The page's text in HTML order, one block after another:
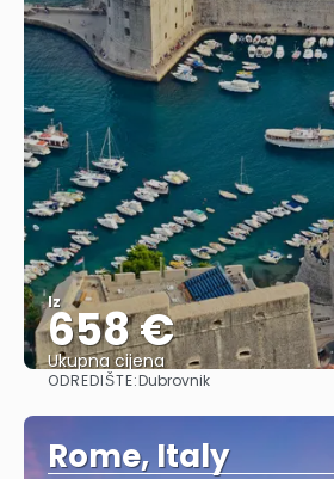
Iz
658 €
Ukupna cijena
ODREDIŠTE:Dubrovnik
Rome, Italy